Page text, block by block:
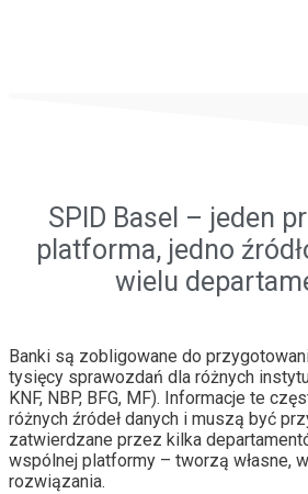
SPID Basel – jeden
platforma, jedno
wielu
Banki są zobligowane do
tysięcy sprawozdań dla różnych
KNF, NBP, BFG, MF). Informacje te
różnych źródeł danych i muszą być
zatwierdzane przez kilka
wspólnej platformy – tworzą własne,
rozwiązania.